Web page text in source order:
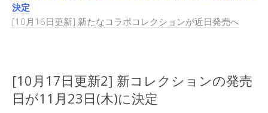
決定
[10月16日更新] 新たなコラボコレクションが近日発売へ
[10月17日更新2] 新コレクションの発売
日が11月23日(木)に決定